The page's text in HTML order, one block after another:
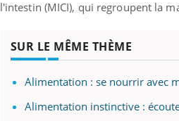
l'intestin (MICI), qui regroupent la
SUR LE MÊME THÈME
Alimentation : se nourrir avec
Alimentation instinctive :